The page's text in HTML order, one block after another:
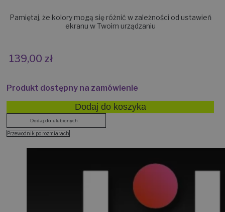
Pamiętaj, że kolory mogą się różnić w zależności od ustawień
ekranu w Twoim urządzaniu
139,00 zł
Produkt dostępny na zamówienie
Dodaj do koszyka
Dodaj do ulubionych
Przewodnik po rozmiarach